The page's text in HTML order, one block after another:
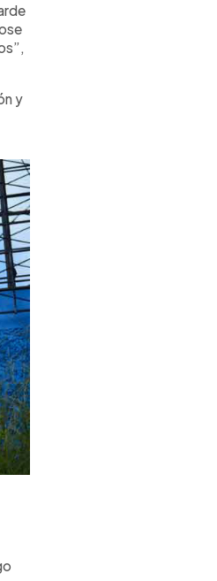
y